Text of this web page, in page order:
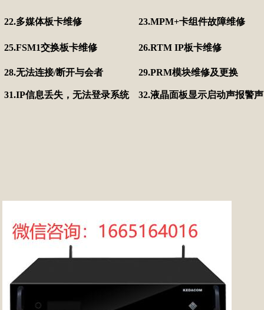
22.多媒体板卡维修 23.MPM+卡组件故障维修
25.FSM1交换板卡维修 26.RTM IP板卡维修
28.无法连接/断开与会者 29.PRM模块维修及更换
31.IP信息丢失，无法登录系统 32.液晶面板显示启动声报警声